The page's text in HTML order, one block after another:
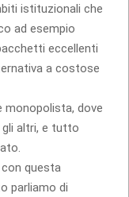
istituzionali che
ad esempio
eccellenti
a costose
monopolista, dove
altri, e tutto
questa
parliamo di